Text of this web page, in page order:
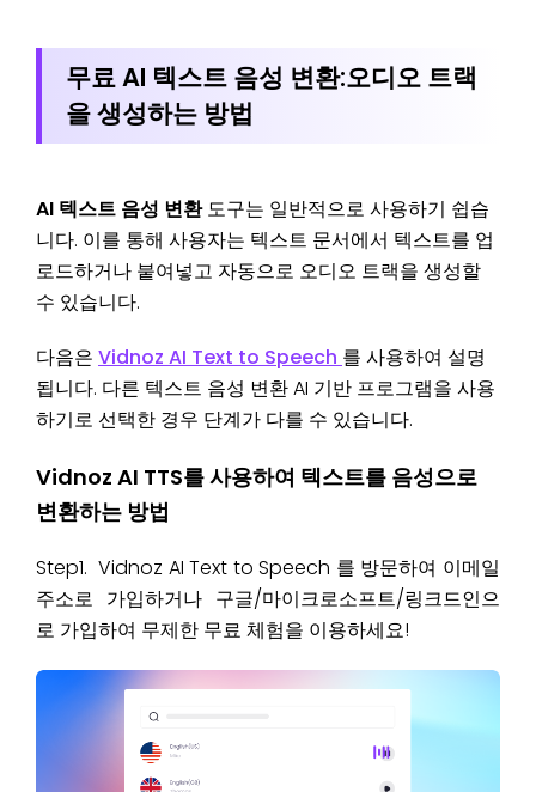
무료 AI 텍스트 음성 변환:오디오 트랙
을 생성하는 방법
AI 텍스트 음성 변환도구는 일반적으로 사용하기 쉽습
니다. 이를 통해 사용자는 텍스트 문서에서 텍스트를 업
로드하거나 붙여넣고 자동으로 오디오 트랙을 생성할
수 있습니다.
다음은 Vidnoz AI Text to Speech 를 사용하여 설명
됩니다. 다른 텍스트 음성 변환 AI 기반 프로그램을 사용
하기로 선택한 경우 단계가 다를 수 있습니다.
Vidnoz AI TTS를 사용하여 텍스트를 음성으로
변환하는 방법
Step1. Vidnoz AI Text to Speech 를 방문하여 이메일
주소로 가입하거나 구글/마이크로소프트/링크드인으
로 가입하여 무제한 무료 체험을 이용하세요!